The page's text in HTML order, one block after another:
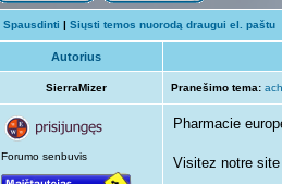
Spausdinti | Siųsti temos nuorodą draugui el. paštu
Autorius
SierraMizer Pranešimo tema:
Forumo senbuvis
Pharmacie
Visitez notre